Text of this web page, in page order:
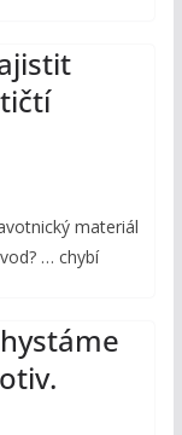
materiál
… chybí